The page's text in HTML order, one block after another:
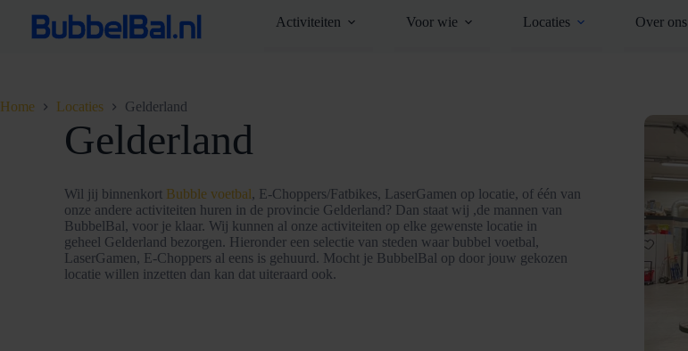
Activiteiten Voor wie Locaties Over ons
Home Locaties Gelderland
Gelderland
Wil jij binnenkort Bubble voetbal, E-Choppers/Fatbikes, LaserGamen op locatie, of één van
onze andere activiteiten huren in de provincie Gelderland? Dan staat wij ,de mannen van
BubbelBal, voor je klaar. Wij kunnen al onze activiteiten op elke gewenste locatie in
geheel Gelderland bezorgen. Hieronder een selectie van steden waar bubbel voetbal,
LaserGamen, E-Choppers al eens is gehuurd. Mocht je BubbelBal op door jouw gekozen
locatie willen inzetten dan kan dat uiteraard ook.